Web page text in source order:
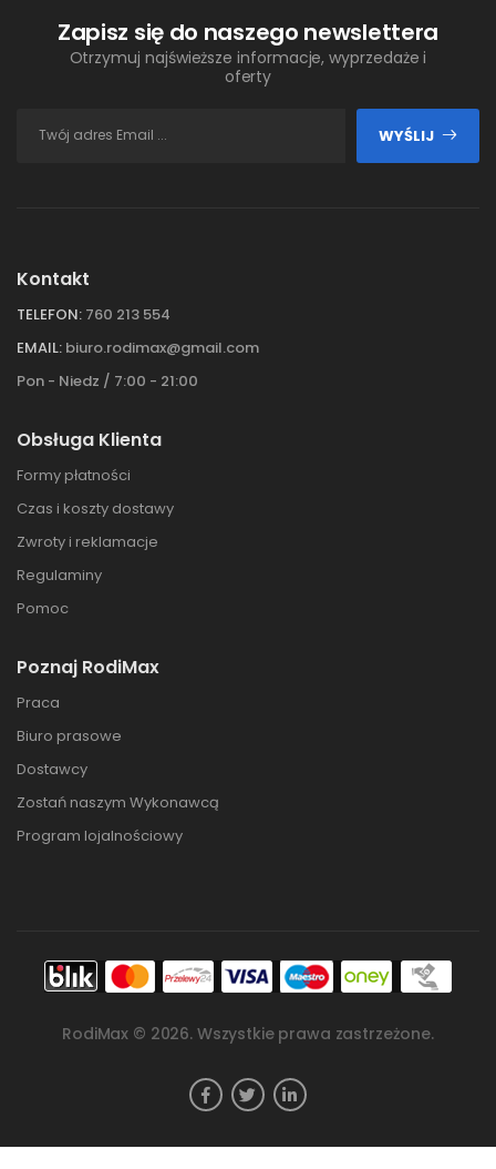
Zapisz się do naszego newslettera
Otrzymuj najświeższe informacje, wyprzedaże i
oferty
WYŚLIJ
Kontakt
TELEFON: 760 213 554
EMAIL: biuro.rodimax@gmail.com
Pon - Niedz / 7:00 - 21:00
Obsługa Klienta
Formy płatności
Czas i koszty dostawy
Zwroty i reklamacje
Regulaminy
Pomoc
Poznaj RodiMax
Praca
Biuro prasowe
Dostawcy
Zostań naszym Wykonawcą
Program lojalnościowy
RodiMax © 2026. Wszystkie prawa zastrzeżone.